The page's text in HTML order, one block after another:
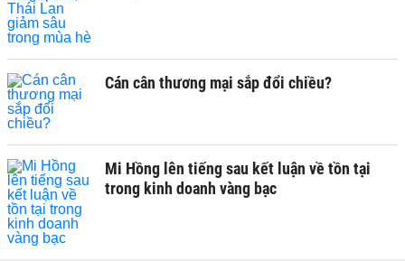
Cán cân thương mại sắp đổi chiều?
Mi Hồng lên tiếng sau kết luận về tồn tại
trong kinh doanh vàng bạc